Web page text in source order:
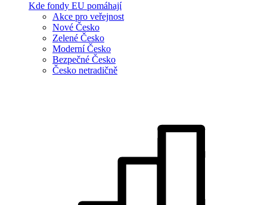
Kde fondy EU pomáhají
Akce pro veřejnost
Nové Česko
Zelené Česko
Moderní Česko
Bezpečné Česko
Česko netradičně